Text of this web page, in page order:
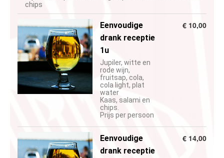
chips
Eenvoudige
drank receptie
1u
Jupiler, witte en
rode wijn,
fruitsap, cola,
cola light, plat
water
Kaas, salami en
chips.
Prijs per persoon
€ 10,00
Eenvoudige
drank receptie
€ 14,00